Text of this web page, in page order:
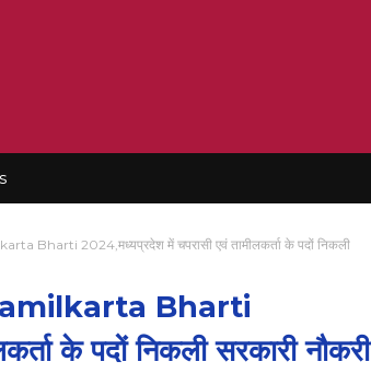
Bharti 2024,मध्यप्रदेश में चपरासी एवं तामीलकर्ता के पदों निकली
Bharti
के पदों निकली सरकारी नौकरी